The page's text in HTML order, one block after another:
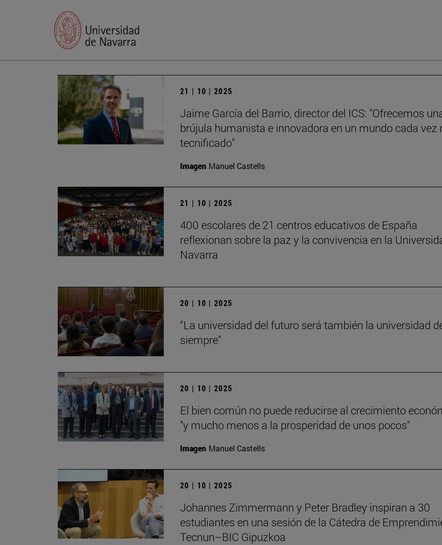
21 | 10 | 2025
Jaime García del Barrio, director del ICS: "Ofrecemos
brújula humanista e innovadora en un mundo cada vez
tecnificado"
Imagen Manuel Castells
21 | 10 | 2025
400 escolares de 21 centros educativos de España
reflexionan sobre la paz y la convivencia en la
Navarra
20 | 10 | 2025
“La universidad del futuro será también la universidad
siempre”
20 | 10 | 2025
El bien común no puede reducirse al crecimiento
"y mucho menos a la prosperidad de unos pocos"
Imagen Manuel Castells
20 | 10 | 2025
Johannes Zimmermann y Peter Bradley inspiran a 30
estudiantes en una sesión de la Cátedra de
Tecnun–BIC Gipuzkoa